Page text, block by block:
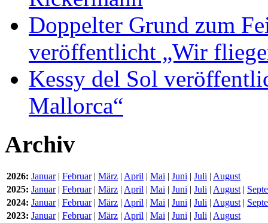
Doppelter Grund zum
veröffentlicht „Wir
Kessy del Sol
Mallorca“
Archiv
2026: Januar| Februar| März | April | Mai | Juni | Juli | August
2025: Januar| Februar| März | April | Mai | Juni | Juli | August|
2024: Januar| Februar| März | April | Mai | Juni | Juli | August|
2023: Januar| Februar| März | April | Mai | Juni | Juli | August